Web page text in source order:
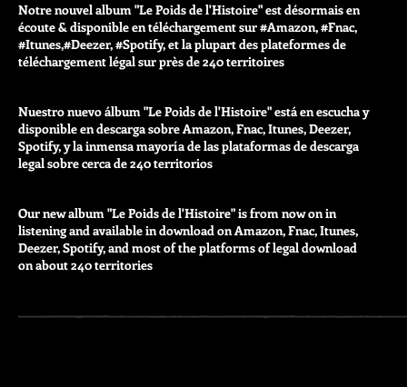
Notre nouvel album "Le Poids de l'Histoire" est désormais en
écoute & disponible en téléchargement sur ‪#‎Amazon‬, ‪#‎Fnac‬,
‪#‎Itunes‬,‪#‎Deezer‬, ‪#‎Spotify‬, et la plupart des plateformes de
téléchargement légal sur près de 240 territoires
Nuestro nuevo álbum "Le Poids de l'Histoire" está en escucha y
disponible en descarga sobre Amazon, Fnac, Itunes, Deezer,
Spotify, y la inmensa mayoría de las plataformas de descarga
legal sobre cerca de 240 territorios
Our new album "Le Poids de l'Histoire" is from now on in
listening and available in download on Amazon, Fnac, Itunes,
Deezer, Spotify, and most of the platforms of legal download
on about 240 territories